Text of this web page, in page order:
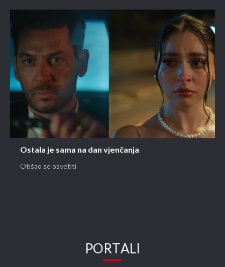
Ostala je sama na dan vjenčanja
Otišao se osvetiti
PORTALI